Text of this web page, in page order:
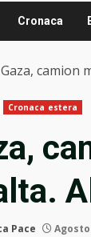
Cronaca
Gaza, camion
Cronaca estera
Pace Agosto